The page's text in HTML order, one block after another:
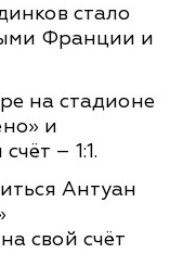
стало
Франции и
на стадионе
и
– 1:1.
Антуан
свой счёт